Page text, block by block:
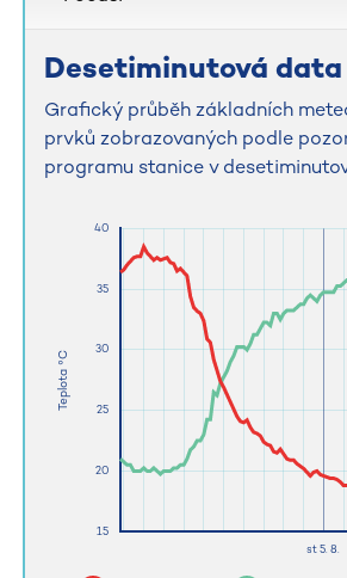
Desetiminutová data
Grafický průběh základních
prvků zobrazovaných podle
programu stanice v